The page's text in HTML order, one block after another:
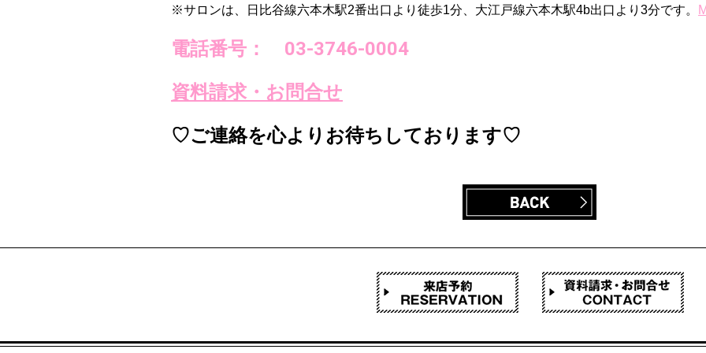
※サロンは、日比谷線六本木駅2番出口より徒歩1分、 大江戸線六本木駅4b出口より3分です。
電話番号： 03-3746-0004
資料請求・お問合せ
♡ご連絡を心よりお待ちしております♡